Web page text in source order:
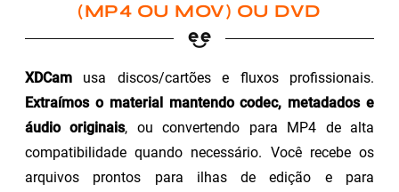
(MP4 OU MOV) OU DVD
XDCam usa discos/cartões e fluxos profissionais.
Extraímos o material mantendo codec, metadados e
áudio originais, ou convertendo para MP4 de alta
compatibilidade quando necessário. Você recebe os
arquivos prontos para ilhas de edição e para